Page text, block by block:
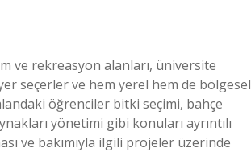
ve rekreasyon alanları, üniversite
seçerler ve hem yerel hem de bölgesel
öğrenciler bitki seçimi, bahçe
yönetimi gibi konuları ayrıntılı
ve bakımıyla ilgili projeler üzerinde